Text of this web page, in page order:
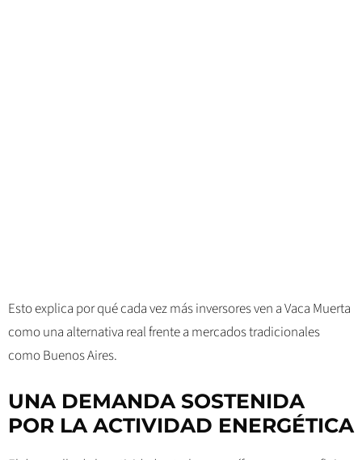
Esto explica por qué cada vez más inversores ven a Vaca Muerta
como una alternativa real frente a mercados tradicionales
como Buenos Aires.
UNA DEMANDA SOSTENIDA
POR LA ACTIVIDAD ENERGÉTICA